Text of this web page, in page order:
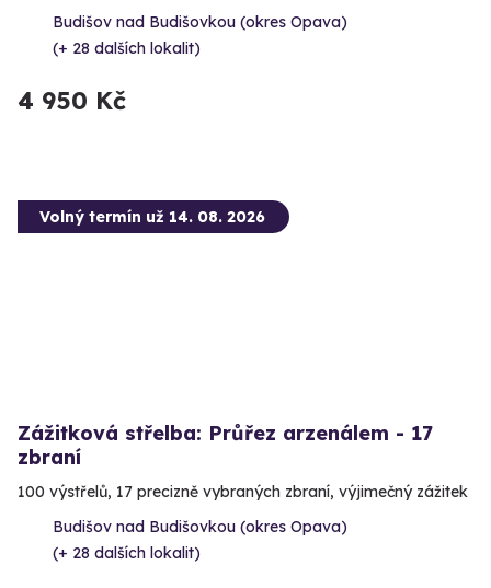
Budišov nad Budišovkou (okres Opava)
(+ 28 dalších lokalit)
4 950 Kč
Volný termín už 14. 08. 2026
Zážitková střelba: Průřez arzenálem - 17
zbraní
100 výstřelů, 17 precizně vybraných zbraní, výjimečný zážitek
Budišov nad Budišovkou (okres Opava)
(+ 28 dalších lokalit)